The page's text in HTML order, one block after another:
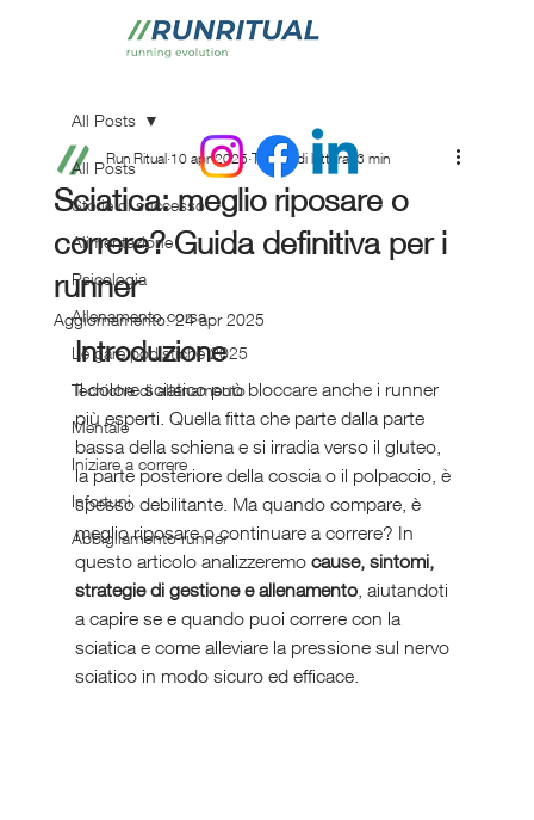
All Posts
Storie di successo
Alimentazione
Psicologia
Allenamento corsa
Le gare podistiche 2025
Tecniche di allenamento
Mentale
Iniziare a correre
Infortuni
Abbigliamento runner
All Posts
Sciatica: meglio riposare o
correre? Guida definitiva per i
runner
Run Ritual 10 apr 2025 Tempo di lettura: 3 min
Aggiornamento:24 apr 2025
Introduzione
Il dolore sciatico può bloccare anche i runner
più esperti. Quella fitta che parte dalla parte
bassa della schiena e si irradia verso il gluteo,
la parte posteriore della coscia o il polpaccio, è
spesso debilitante. Ma quando compare, è
meglio riposare o continuare a correre? In
questo articolo analizzeremo cause, sintomi,
strategie di gestione e allenamento, aiutandoti
a capire se e quando puoi correre con la
sciatica e come alleviare la pressione sul nervo
sciatico in modo sicuro ed efficace.